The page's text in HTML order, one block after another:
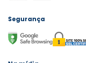
Segurança